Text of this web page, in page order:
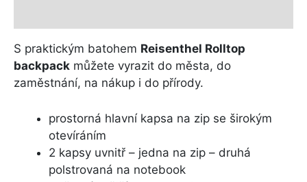
S praktickým batohem Reisenthel Rolltop
backpack můžete vyrazit do města, do
zaměstnání, na nákup i do přírody.
prostorná hlavní kapsa na zip se širokým
otevíráním
2 kapsy uvnitř – jedna na zip – druhá
polstrovaná na notebook